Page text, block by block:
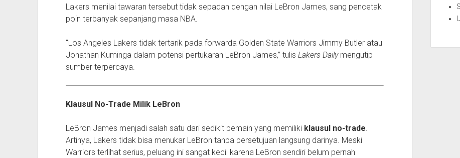
Lakers menilai tawaran tersebut tidak sepadan dengan nilai LeBron James, sang pencetak
poin terbanyak sepanjang masa NBA.
“Los Angeles Lakers tidak tertarik pada forwarda Golden State Warriors Jimmy Butler atau
Jonathan Kuminga dalam potensi pertukaran LeBron James,” tulis Lakers Dailymengutip
sumber terpercaya.
Klausul No-Trade Milik LeBron
LeBron James menjadi salah satu dari sedikit pemain yang memiliki klausul no-trade.
Artinya, Lakers tidak bisa menukar LeBron tanpa persetujuan langsung darinya. Meski
Warriors terlihat serius, peluang ini sangat kecil karena LeBron sendiri belum pernah